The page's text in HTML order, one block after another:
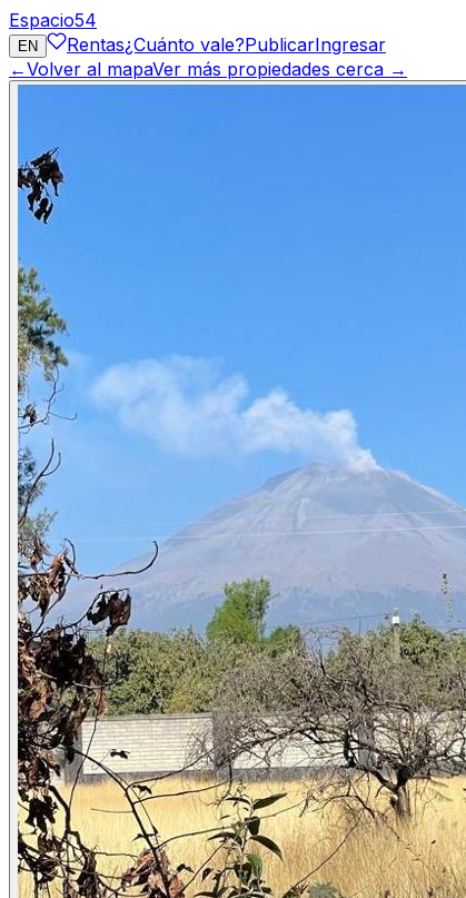
Espacio54
EN Rentas¿Cuánto vale?PublicarIngresar
←Volver al mapaVer más propiedades cerca →